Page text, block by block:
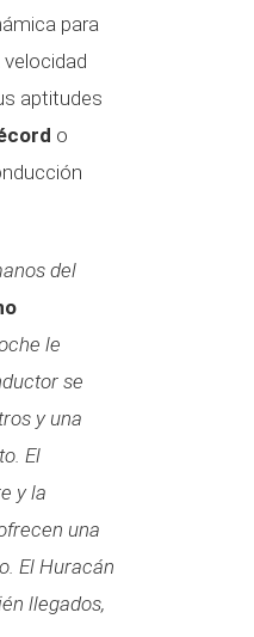
para
aptitudes
o
del
le
se
y una
El
y la
una
El Huracán
llegados,